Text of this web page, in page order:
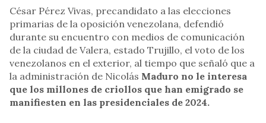
César Pérez Vivas, precandidato a las elecciones
primarias de la oposición venezolana, defendió
durante su encuentro con medios de comunicación
de la ciudad de Valera, estado Trujillo, el voto de los
venezolanos en el exterior, al tiempo que señaló que a
la administración de Nicolás Maduro no le interesa
que los millones de criollos que han emigrado se
manifiesten en las presidenciales de 2024.